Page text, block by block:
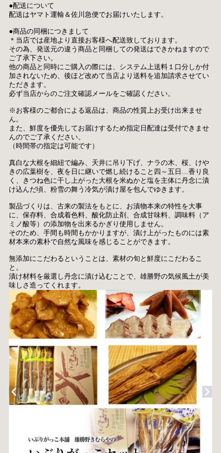
●配送について
配送はヤマト運輸＆佐川急便でお届けいたします。
●商品の同梱につきまして
＊当店では産地より直接お客様へ配送致しております。
その為、発送元の違う商品と同梱しての発送はできかねますので
ご了承下さい。
他の商品と同時にご購入の際には、システム上送料１口分しか付
加されないため、後ほど改めて当店より送料を追加請求させてい
ただきます。
必ず当店からのご注文確認メールをご確認ください。
※お客様のご都合による返品は、商品の性質上お受け出来ませ
ん。
また、鮮度を優先してお届けするため指定日配達は受付できませ
んのでご了承ください。
（時間帯の指定は可能です）
真白な大根を細紐で編み、天井に吊り下げ、ナラの木、桜、けや
きの広葉樹を、夜を日に継いで燃し続けること四～五日…香り良
く、きつね色に干し上がった大根を米ぬかと塩を主体に丹念に漬
け込んだ頃、粉雪の舞う冷気が漬け屋を包んでゆきます。
製品づくりは、古来の製法をもとに、お漬物本来の特性を大事
に、保存料、合成着色料、酸化防止剤、合成甘味料、調味料（ア
ミノ酸等）の添加物を出来るかぎり使用しません。
そのため、手間も時間もかかりますが、漬け上がったものには素
材本来の素朴で自然な風味を感じることができます。
無添加にこだわるということは、素材の旬と鮮度にこだわるこ
と。
漬け材料を厳選し丹念に漬け込むことで、雄勝野の気候風土が美
味しさ造ってくれます。